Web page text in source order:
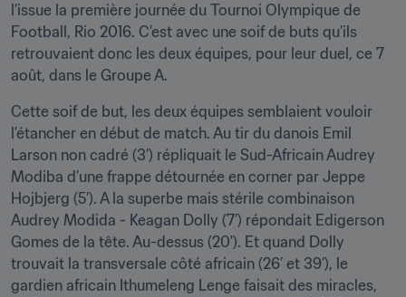
l’issue la première journée du Tournoi Olympique de
Football, Rio 2016. C’est avec une soif de buts qu’ils
retrouvaient donc les deux équipes, pour leur duel, ce 7
août, dans le Groupe A.
Cette soif de but, les deux équipes semblaient vouloir
l’étancher en début de match. Au tir du danois Emil
Larson non cadré (3’) répliquait le Sud-Africain Audrey
Modiba d’une frappe détournée en corner par Jeppe
Hojbjerg (5’). A la superbe mais stérile combinaison
Audrey Modida - Keagan Dolly (7’) répondait Edigerson
Gomes de la tête. Au-dessus (20'). Et quand Dolly
trouvait la transversale côté africain (26’ et 39’), le
gardien africain Ithumeleng Lenge faisait des miracles,